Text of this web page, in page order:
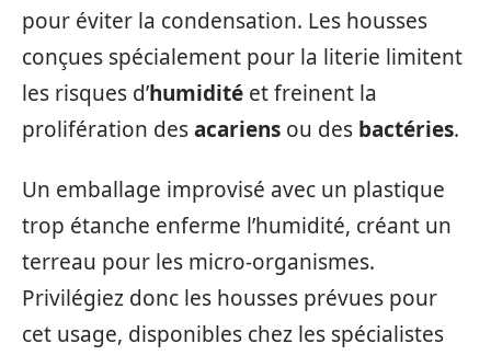
pour éviter la condensation. Les housses
conçues spécialement pour la literie limitent
les risques d’humidité et freinent la
prolifération desacariens ou des bactéries.
Un emballage improvisé avec un plastique
trop étanche enferme l’humidité, créant un
terreau pour les micro-organismes.
Privilégiez donc les housses prévues pour
cet usage, disponibles chez les spécialistes